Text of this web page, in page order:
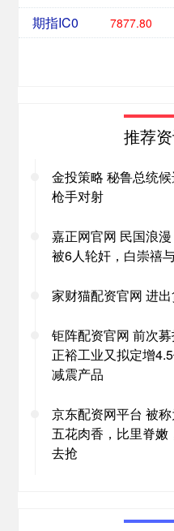
期指IC0 7877.80
推荐
金投策略 秘鲁总统
枪手对射
嘉正网官网 民国浪
被6人轮奸，白崇禧
家财猫配资官网 进
钜阵配资官网 前次
正裕工业又拟定增
减震产品
京东配资网平台 被称
五花肉香，比里脊嫩
去抢